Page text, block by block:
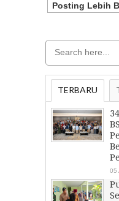
Posting Lebih
TERBARU
05